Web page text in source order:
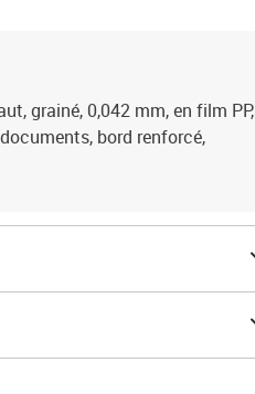
grainé, 0,042 mm, en film PP,
bord renforcé,